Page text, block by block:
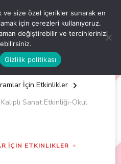
ETKİNLİKLER
ETKİNLİKLERİ
İçin Etkinlikler
Sanat Etkinliği-Okul
İÇIN ETKINLIKLER
size özel içerikler sunarak en
için çerezleri kullanıyoruz.
değiştirebilir ve tercihlerinizi
Gizlilik politikası